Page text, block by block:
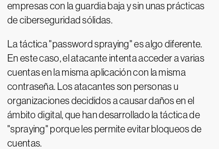
empresas con la guardia baja y sin unas prácticas
de ciberseguridad sólidas.
La táctica "password spraying" es algo diferente.
En este caso, el atacante intenta acceder a varias
cuentas en la misma aplicación con la misma
contraseña. Los atacantes son personas u
organizaciones decididos a causar daños en el
ámbito digital, que han desarrollado la táctica de
"spraying" porque les permite evitar bloqueos de
cuentas.